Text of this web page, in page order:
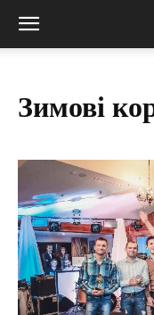
Зимові